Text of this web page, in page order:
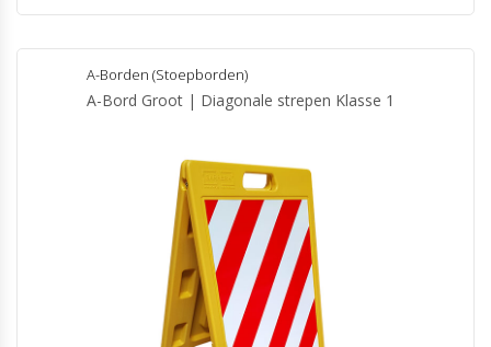
A-Borden (Stoepborden)
A-Bord Groot | Diagonale strepen Klasse 1